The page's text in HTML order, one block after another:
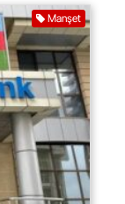
Manşet